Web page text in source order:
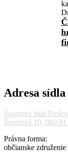
Adresa sídla
Športová hala
Športová 10, 080 01
Právna forma:
občianske združenie